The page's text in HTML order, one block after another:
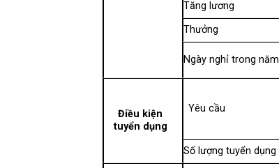
Tăng lương
Thưởng
Ngày nghỉ trong năm
Điều kiện
tuyển dụng
Yêu cầu
Số lượng tuyển dụng